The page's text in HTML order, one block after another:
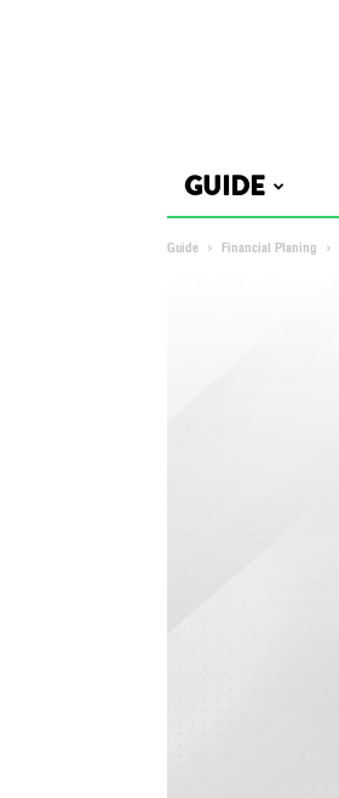
GUIDE
Guide Financial Planing